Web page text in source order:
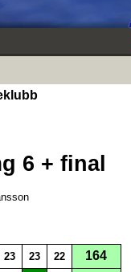
6 + final
23 23 22 164